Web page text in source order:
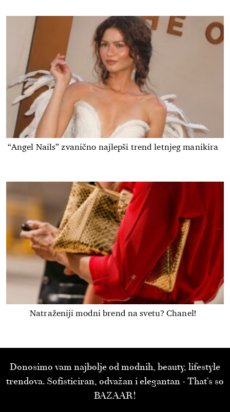
“Angel Nails” zvanično najlepši trend letnjeg manikira
Natraženiji modni brend na svetu? Chanel!
Donosimo vam najbolje od modnih, beauty, lifestyle
trendova. Sofisticiran, odvažan i elegantan - That’s so
BAZAAR!